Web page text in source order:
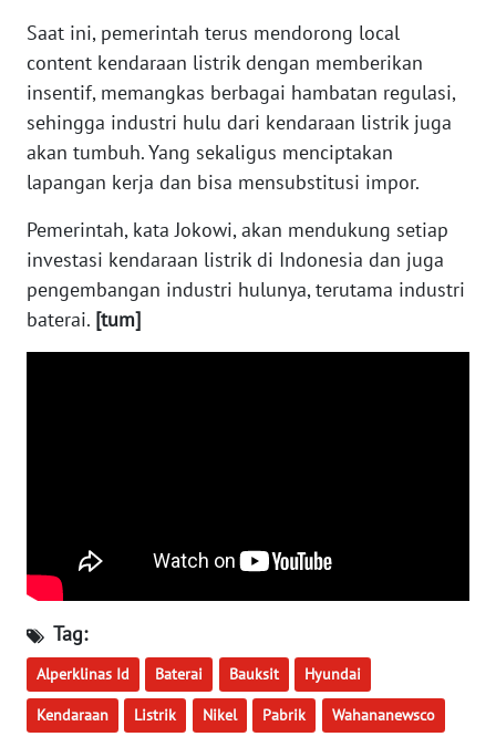
Saat ini, pemerintah terus mendorong local
content kendaraan listrik dengan memberikan
insentif, memangkas berbagai hambatan regulasi,
sehingga industri hulu dari kendaraan listrik juga
akan tumbuh. Yang sekaligus menciptakan
lapangan kerja dan bisa mensubstitusi impor.
Pemerintah, kata Jokowi, akan mendukung setiap
investasi kendaraan listrik di Indonesia dan juga
pengembangan industri hulunya, terutama industri
baterai. [tum]
Tag:
Alperklinas Id Baterai Bauksit Hyundai
Kendaraan Listrik Nikel Pabrik Wahananewsco
WN
BENGKULU
WN
LAMPUNG
WN
WN
NUSANTARA
WN
WN
WN
KALTENG